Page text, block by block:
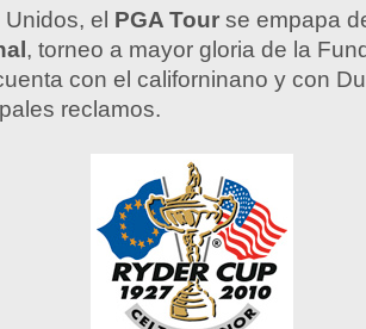
el PGA Tour se empapa
, torneo a mayor gloria de la
con el californinano y con
reclamos.